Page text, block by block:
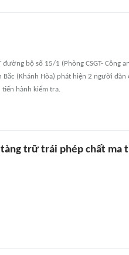
bộ số 15/1 (Phòng CSGT- Công
(Khánh Hòa) phát hiện 2 người đàn
tiến hành kiểm tra.
trữ trái phép chất ma